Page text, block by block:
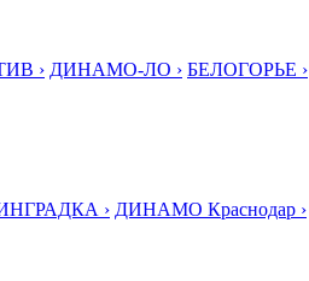
› ДИНАМО-ЛО › БЕЛОГОРЬЕ ›
› ДИНАМО Краснодар ›